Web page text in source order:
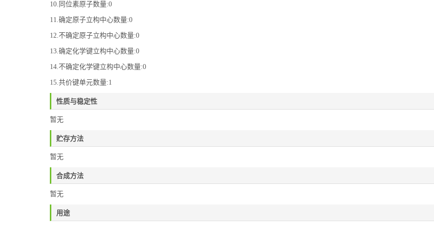
10.同位素原子数量:0
11.确定原子立构中心数量:0
12.不确定原子立构中心数量:0
13.确定化学键立构中心数量:0
14.不确定化学键立构中心数量:0
15.共价键单元数量:1
性质与稳定性
暂无
贮存方法
暂无
合成方法
暂无
用途